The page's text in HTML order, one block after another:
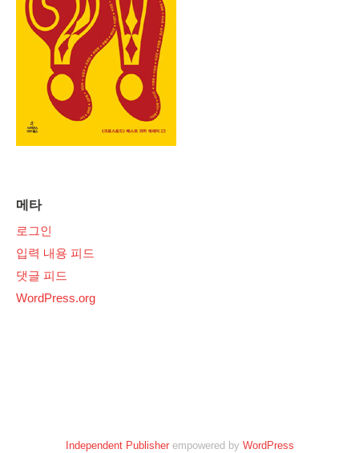
메타
로그인
입력 내용 피드
댓글 피드
WordPress.org
Independent Publisherempowered by WordPress